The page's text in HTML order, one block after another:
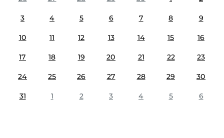
3 4 5 6 7 8 9
10 11 12 13 14 15 16
17 18 19 20 21 22 23
24 25 26 27 28 29 30
31 1 2 3 4 5 6